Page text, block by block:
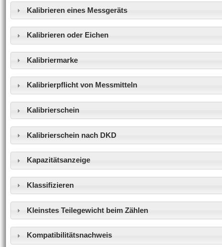
Kalibrieren eines Messgeräts
Kalibrieren oder Eichen
Kalibriermarke
Kalibrierpflicht von Messmitteln
Kalibrierschein
Kalibrierschein nach DKD
Kapazitätsanzeige
Klassifizieren
Kleinstes Teilegewicht beim Zählen
Kompatibilitätsnachweis